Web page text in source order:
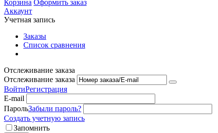
Корзина Оформить заказ
Аккаунт
Учетная запись
Заказы
Список сравнения
Отслеживание заказа
Отслеживание заказа
ВойтиРегистрация
E-mail
ПарольЗабыли пароль?
Создать учетную запись
Запомнить